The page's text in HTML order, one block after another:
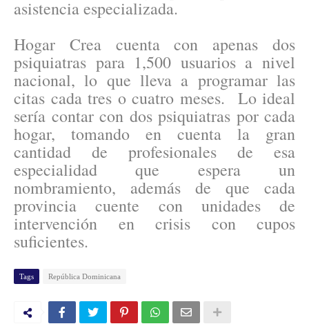
asistencia especializada.
Hogar Crea cuenta con apenas dos
psiquiatras para 1,500 usuarios a nivel
nacional, lo que lleva a programar las
citas cada tres o cuatro meses. Lo ideal
sería contar con dos psiquiatras por cada
hogar, tomando en cuenta la gran
cantidad de profesionales de esa
especialidad que espera un
nombramiento, además de que cada
provincia cuente con unidades de
intervención en crisis con cupos
suficientes.
Tags República Dominicana